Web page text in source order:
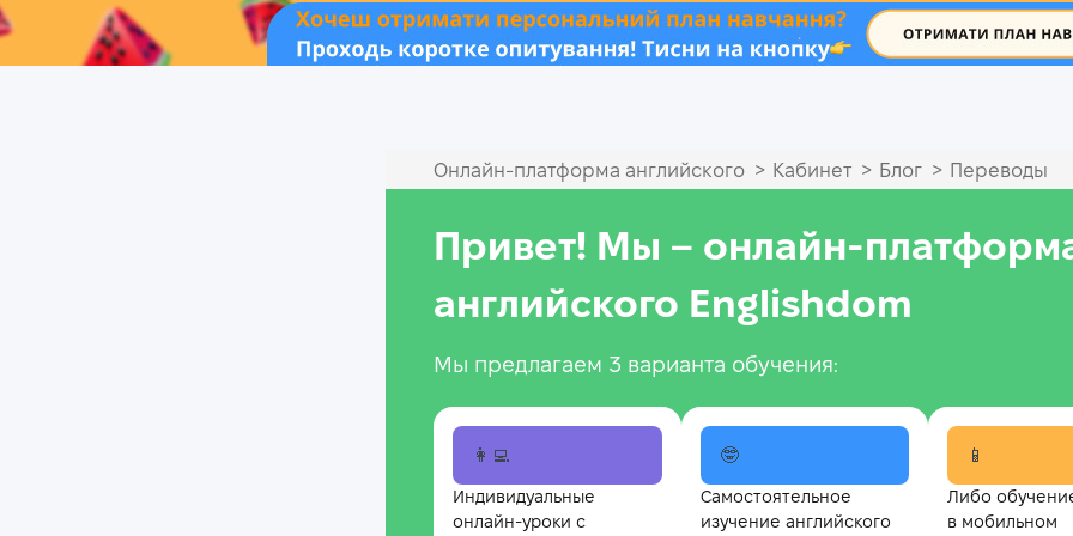
.
Онлайн‑платформа английского > Кабинет > Блог > Переводы
Привет! Мы –
английского Englishdom
Мы предлагаем 3 варианта обучения:
👩‍💻
Индивидуальные
онлайн-уроки с
🤓
Самостоятельное
изучение английского
📱
Либо
в мобильном